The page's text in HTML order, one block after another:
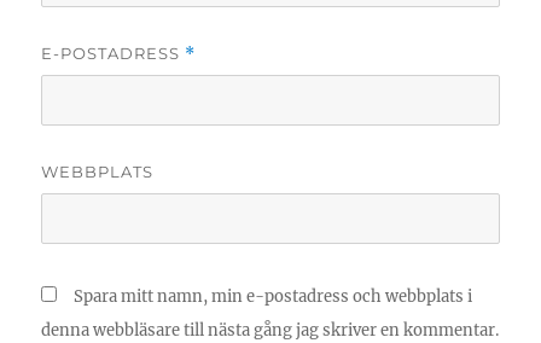
E-POSTADRESS *
WEBBPLATS
Spara mitt namn, min e-postadress och webbplats i
denna webbläsare till nästa gång jag skriver en kommentar.